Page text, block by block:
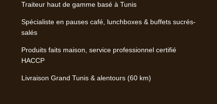
Traiteur haut de gamme basé à Tunis
Spécialiste en pauses café, lunchboxes & buffets sucrés-
salés
Produits faits maison, service professionnel certifié
HACCP
Livraison Grand Tunis & alentours (60 km)